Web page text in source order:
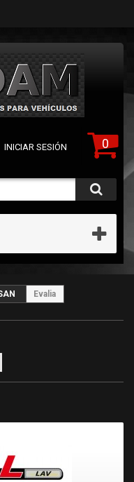
0
INICIAR SESIÓN
Evalia